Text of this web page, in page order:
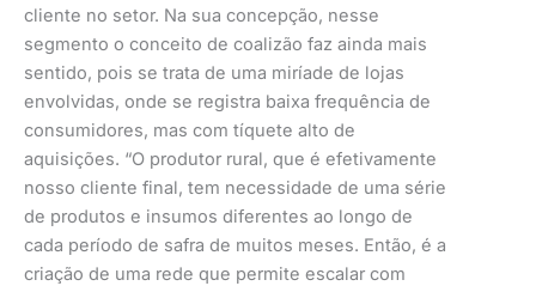
cliente no setor. Na sua concepção, nesse
segmento o conceito de coalizão faz ainda mais
sentido, pois se trata de uma miríade de lojas
envolvidas, onde se registra baixa frequência de
consumidores, mas com tíquete alto de
aquisições. “O produtor rural, que é efetivamente
nosso cliente final, tem necessidade de uma série
de produtos e insumos diferentes ao longo de
cada período de safra de muitos meses. Então, é a
criação de uma rede que permite escalar com